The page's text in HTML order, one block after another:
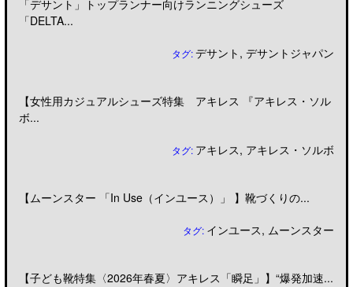
「デサント」トップランナー向けランニングシューズ
「DELTA...
タグ:デサント ,デサントジャパン
【女性用カジュアルシューズ特集 アキレス 『アキレス・ソル
ボ...
タグ: アキレス, アキレス・ソルボ
【ムーンスター 「In Use（インユース）」 】靴づくりの...
タグ: インユース, ムーンスター
【子ども靴特集〈2026年春夏〉アキレス「瞬足」】“爆発加速...